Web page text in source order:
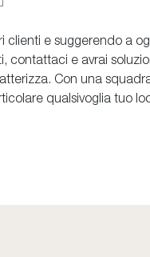
clienti e suggerendo a
contattaci e avrai
Con una
qualsivoglia tuo